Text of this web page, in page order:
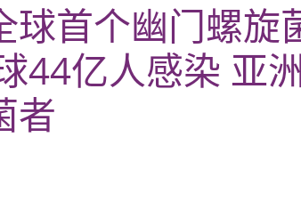
球首个幽门螺旋
44亿人感染 亚
者